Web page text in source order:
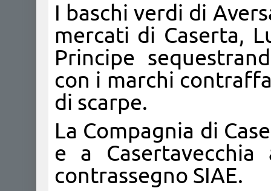
I baschi verdi di
mercati di Caserta,
Principe
con i marchi
di scarpe.
La Compagnia di
e a
contrassegno SIAE.